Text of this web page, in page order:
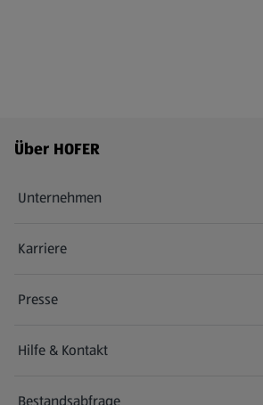
Fußzeilenmenü - weitere Links
Über HOFER
Unternehmen
Karriere
(öffnet in einem neuen Tab)
Presse
Hilfe & Kontakt
(öffnet in einem neuen Tab)